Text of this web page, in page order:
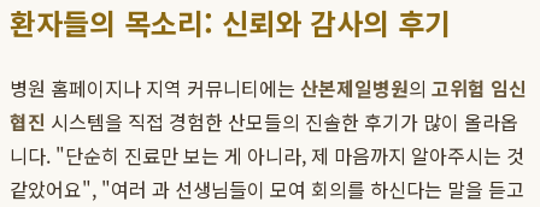
환자들의 목소리: 신뢰와 감사의 후기
병원 홈페이지나 지역 커뮤니티에는 산본제일병원의 고위험 임신
협진 시스템을 직접 경험한 산모들의 진솔한 후기가 많이 올라옵
니다. "단순히 진료만 보는 게 아니라, 제 마음까지 알아주시는 것
같았어요", "여러 과 선생님들이 모여 회의를 하신다는 말을 듣고